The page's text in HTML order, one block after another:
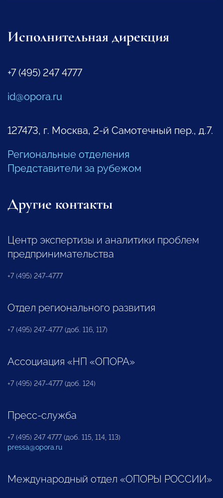
Исполнительная дирекция
+7 (495) 247 4777
id@opora.ru
127473, г. Москва, 2-й Самотечный пер., д.7.
Региональные отделения
Представители за рубежом
Другие контакты
Центр экспертизы и аналитики проблем
предпринимательства
+7 (495) 247-4777
Отдел регионального развития
+7 (495) 247-4777 (доб. 116, 117)
Ассоциация «НП «ОПОРА»
+7 (495) 247-4777 (доб. 124)
Пресс-служба
+7 (495) 247 4777 (доб. 115, 114, 113)
pressa@opora.ru
Международный отдел «ОПОРЫ РОССИИ»